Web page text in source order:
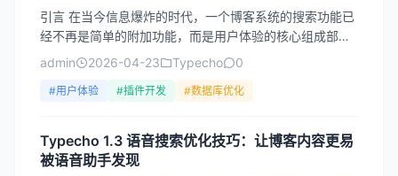
引言 在当今信息爆炸的时代，一个博客系统的搜索功能已
经不再是简单的附加功能，而是用户体验的核心组成部
分。Typecho作为一款轻量级、高性能的开源博客系统，
admin 2026-04-23 Typecho 0
#用户体验 #插件开发 #数据库优化
Typecho 1.3 语音搜索优化技巧：让博客内容更易
被语音助手发现